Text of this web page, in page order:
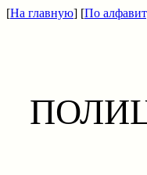
[На главную] [По